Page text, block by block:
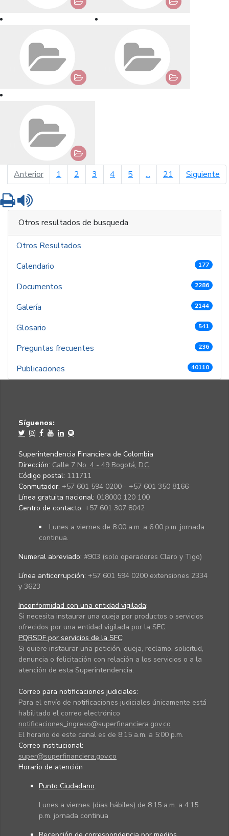
Anteriorpágina anterior
1 2 3 4 5 ... 21 Siguiente
Imprimir
Otros resultados de busqueda
Otros Resultados
Calendario
177
Documentos 2286
Galería 2144
Glosario 541
Preguntas frecuentes 236
Publicaciones 40110
Síguenos:
Superintendencia Financiera de Colombia
Dirección: Calle 7 No. 4 - 49 Bogotá, D.C.
Código postal: 111711
Conmutador: +57 601 594 0200 - +57 601 350 8166
Línea gratuita nacional: 018000 120 100
Centro de contacto: +57 601 307 8042
Lunes a viernes de 8:00 a.m. a 6:00 p.m. jornada
continua.
Numeral abreviado: #903 (solo operadores Claro y Tigo)
Línea anticorrupción: +57 601 594 0200 extensiones 2334
y 3623
Inconformidad con una entidad vigilada:
Si necesita instaurar una queja por productos o servicios
ofrecidos por una entidad vigilada por la SFC.
PQRSDF por servicios de la SFC:
Si quiere instaurar una petición, queja, reclamo, solicitud,
denuncia o felicitación con relación a los servicios o a la
atención de esta Superintendencia.
Correo para notificaciones judiciales:
Para el envío de notificaciones judiciales únicamente está
habilitado el correo electrónico
notificaciones_ingreso@superfinanciera.gov.co
El horario de este canal es de 8:15 a.m. a 5:00 p.m.
Correo institucional:
super@superfinanciera.gov.co
Horario de atención
Punto Ciudadano:
Lunes a viernes (días hábiles) de 8:15 a.m. a 4:15
p.m. jornada continua